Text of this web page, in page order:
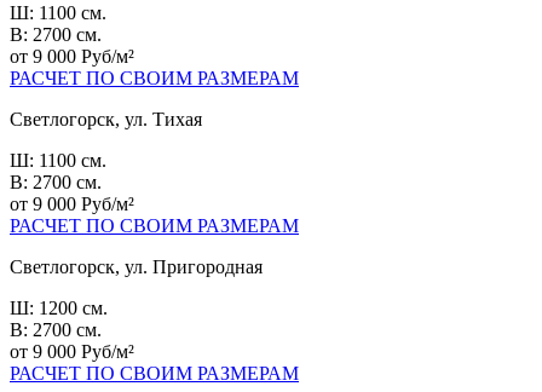
Ш: 1100 см.
В: 2700 см.
от 9 000 Руб/м²
РАСЧЕТ ПО СВОИМ РАЗМЕРАМ
Светлогорск, ул. Тихая
Ш: 1100 см.
В: 2700 см.
от 9 000 Руб/м²
РАСЧЕТ ПО СВОИМ РАЗМЕРАМ
Светлогорск, ул. Пригородная
Ш: 1200 см.
В: 2700 см.
от 9 000 Руб/м²
РАСЧЕТ ПО СВОИМ РАЗМЕРАМ